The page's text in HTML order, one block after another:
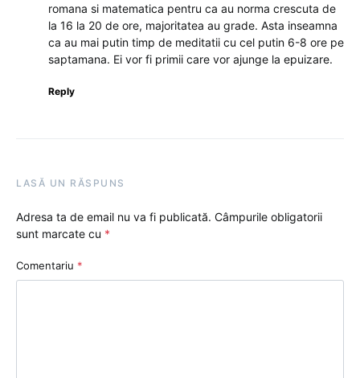
romana si matematica pentru ca au norma crescuta de
la 16 la 20 de ore, majoritatea au grade. Asta inseamna
ca au mai putin timp de meditatii cu cel putin 6-8 ore pe
saptamana. Ei vor fi primii care vor ajunge la epuizare.
Reply
LASĂ UN RĂSPUNS
Adresa ta de email nu va fi publicată. Câmpurile obligatorii
sunt marcate cu *
Comentariu *